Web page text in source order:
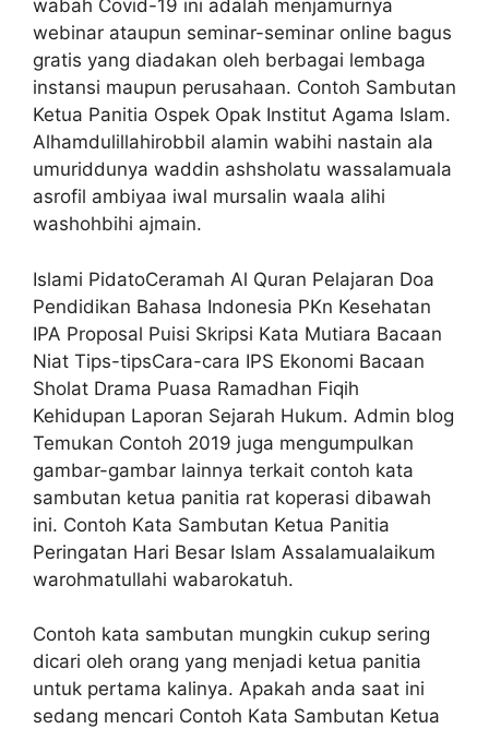
wabah Covid-19 ini adalah menjamurnya
webinar ataupun seminar-seminar online bagus
gratis yang diadakan oleh berbagai lembaga
instansi maupun perusahaan. Contoh Sambutan
Ketua Panitia Ospek Opak Institut Agama Islam.
Alhamdulillahirobbil alamin wabihi nastain ala
umuriddunya waddin ashsholatu wassalamuala
asrofil ambiyaa iwal mursalin waala alihi
washohbihi ajmain.
Islami PidatoCeramah Al Quran Pelajaran Doa
Pendidikan Bahasa Indonesia PKn Kesehatan
IPA Proposal Puisi Skripsi Kata Mutiara Bacaan
Niat Tips-tipsCara-cara IPS Ekonomi Bacaan
Sholat Drama Puasa Ramadhan Fiqih
Kehidupan Laporan Sejarah Hukum. Admin blog
Temukan Contoh 2019 juga mengumpulkan
gambar-gambar lainnya terkait contoh kata
sambutan ketua panitia rat koperasi dibawah
ini. Contoh Kata Sambutan Ketua Panitia
Peringatan Hari Besar Islam Assalamualaikum
warohmatullahi wabarokatuh.
Contoh kata sambutan mungkin cukup sering
dicari oleh orang yang menjadi ketua panitia
untuk pertama kalinya. Apakah anda saat ini
sedang mencari Contoh Kata Sambutan Ketua